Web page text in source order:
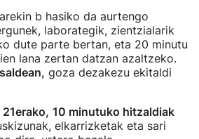
b hasiko da aurtengo
laborategik, zientzialarik
dute parte bertan, eta 20 minutu
lana zertan datzan azaltzeko.
goza dezakezu ekitaldi
10 minutuko hitzaldiak
elkarrizketak eta sari